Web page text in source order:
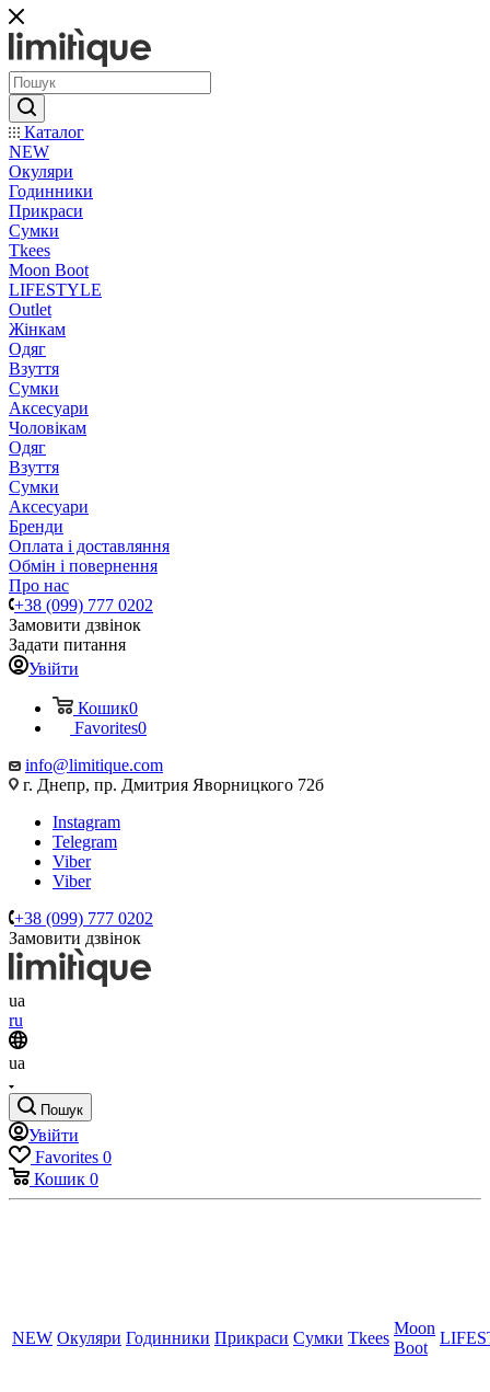
Каталог
NEW
Окуляри
Годинники
Прикраси
Сумки
Tkees
Moon Boot
LIFESTYLE
Outlet
Жінкам
Одяг
Взуття
Сумки
Аксесуари
Чоловікам
Одяг
Взуття
Сумки
Аксесуари
Бренди
Оплата і доставляння
Обмін і повернення
Про нас
+38 (099) 777 0202
Замовити дзвінок
Задати питання
Увійти
Кошик0
Favorites0
info@limitique.com
г. Днепр, пр. Дмитрия Яворницкого 72б
Instagram
Telegram
Viber
Viber
+38 (099) 777 0202
Замовити дзвінок
ua
ru
ua
Пошук
Увійти
Favorites 0
Кошик 0
NEW Окуляри Годинники Прикраси Сумки Tkees
Moon
Boot